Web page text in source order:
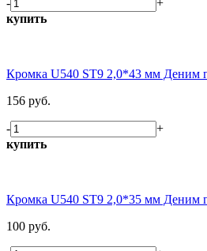
купить
Кромка U540 ST9 2,0*43 мм Деним
156 руб.
-
+
купить
Кромка U540 ST9 2,0*35 мм Деним
100 руб.